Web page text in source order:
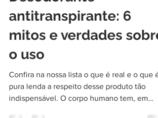
Desodorante
antitranspirante: 6
mitos e verdades sobre
o uso
Confira na nossa lista o que é real e o que é
pura lenda a respeito desse produto tão